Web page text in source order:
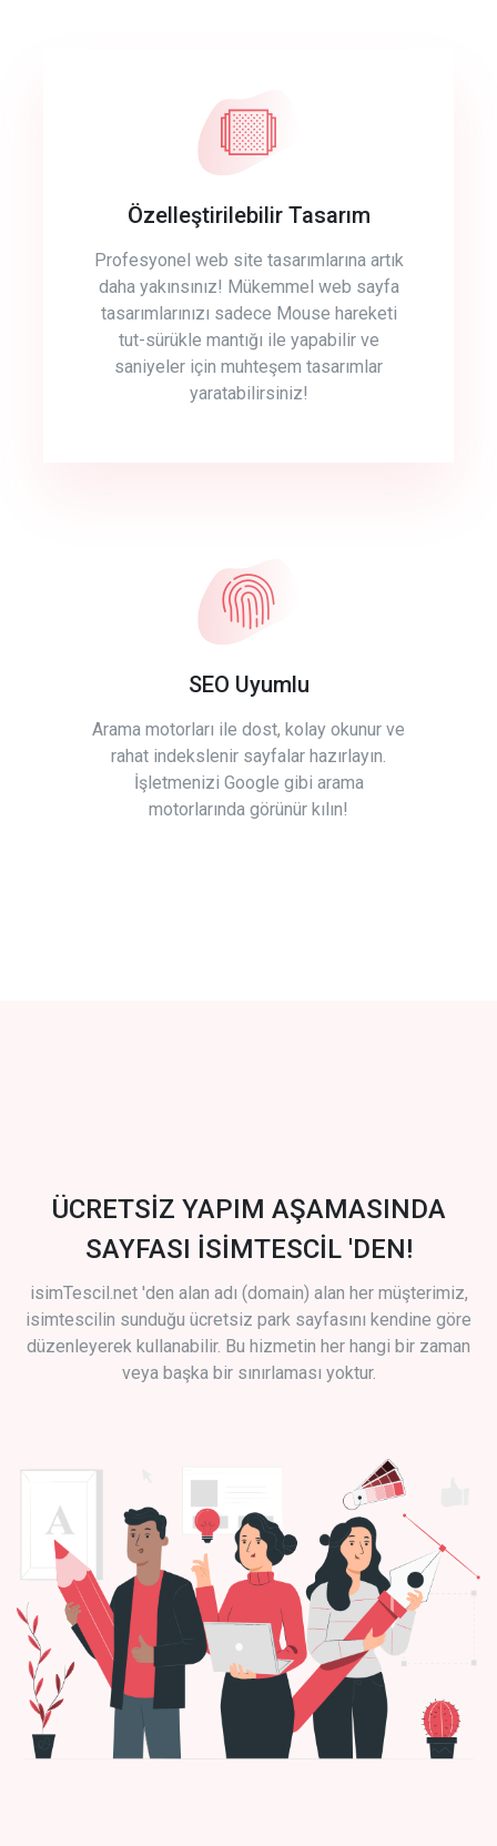
Özelleştirilebilir Tasarım
Profesyonel web site tasarımlarına artık
daha yakınsınız! Mükemmel web sayfa
tasarımlarınızı sadece Mouse hareketi
tut-sürükle mantığı ile yapabilir ve
saniyeler için muhteşem tasarımlar
yaratabilirsiniz!
SEO Uyumlu
Arama motorları ile dost, kolay okunur ve
rahat indekslenir sayfalar hazırlayın.
İşletmenizi Google gibi arama
motorlarında görünür kılın!
ÜCRETSİZ YAPIM AŞAMASINDA
SAYFASI İSİMTESCİL 'DEN!
isimTescil.net 'den alan adı (domain) alan her müşterimiz,
isimtescilin sunduğu ücretsiz park sayfasını kendine göre
düzenleyerek kullanabilir. Bu hizmetin her hangi bir zaman
veya başka bir sınırlaması yoktur.